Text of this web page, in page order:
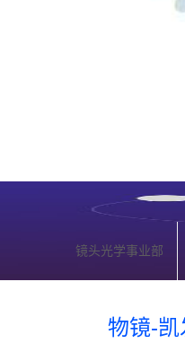
镜头光学事业部
物镜-凯